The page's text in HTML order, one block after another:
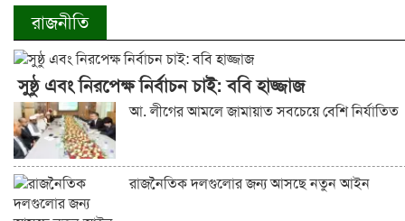
রাজনীতি
সুষ্ঠু এবং নিরপেক্ষ নির্বাচন চাই: ববি হাজ্জাজ
আ. লীগের আমলে জামায়াত সবচেয়ে বেশি নির্যাতিত
রাজনৈতিক দলগুলোর জন্য আসছে নতুন আইন